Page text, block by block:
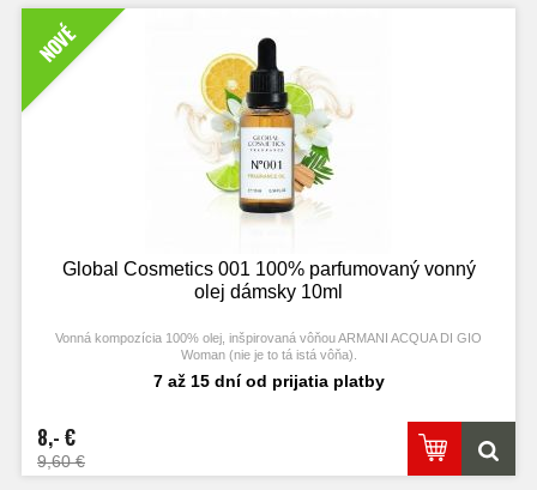
NOVÉ
Global Cosmetics 001 100% parfumovaný vonný
olej dámsky 10ml
Vonná kompozícia 100% olej, inšpirovaná vôňou ARMANI ACQUA DI GIO
Woman (nie je to tá istá vôňa).
7 až 15 dní od prijatia platby
8,- €
9,60 €